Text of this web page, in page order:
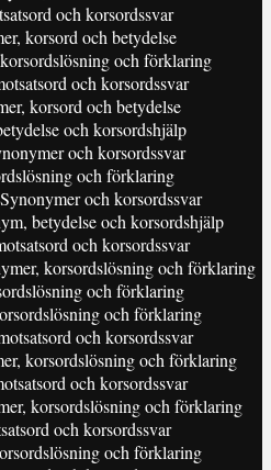
och korsordssvar
korsord och betydelse
och förklaring
och korsordssvar
korsord och betydelse
och korsordshjälp
och korsordssvar
och förklaring
och korsordssvar
betydelse och korsordshjälp
och korsordssvar
korsordslösning och förklaring
och förklaring
och förklaring
och korsordssvar
korsordslösning och förklaring
och korsordssvar
korsordslösning och förklaring
och korsordssvar
och förklaring